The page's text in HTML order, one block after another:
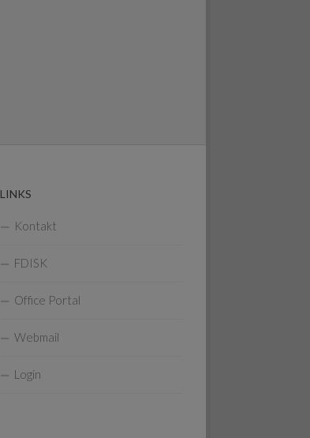
LINKS
Kontakt
FDISK
Office Portal
Webmail
Login